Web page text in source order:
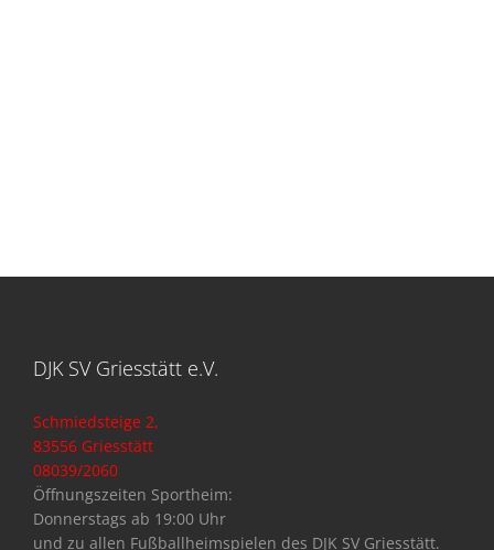
DJK SV Griesstätt e.V.
Schmiedsteige 2,
83556 Griesstätt
08039/2060
Öffnungszeiten Sportheim:
Donnerstags ab 19:00 Uhr
und zu allen Fußballheimspielen des DJK SV Griesstätt.